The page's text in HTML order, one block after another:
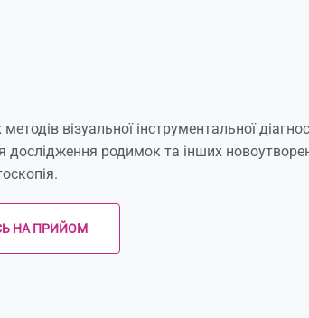
візуальної інструментальної
дослідження родимок та інших
НА ПРИЙОМ